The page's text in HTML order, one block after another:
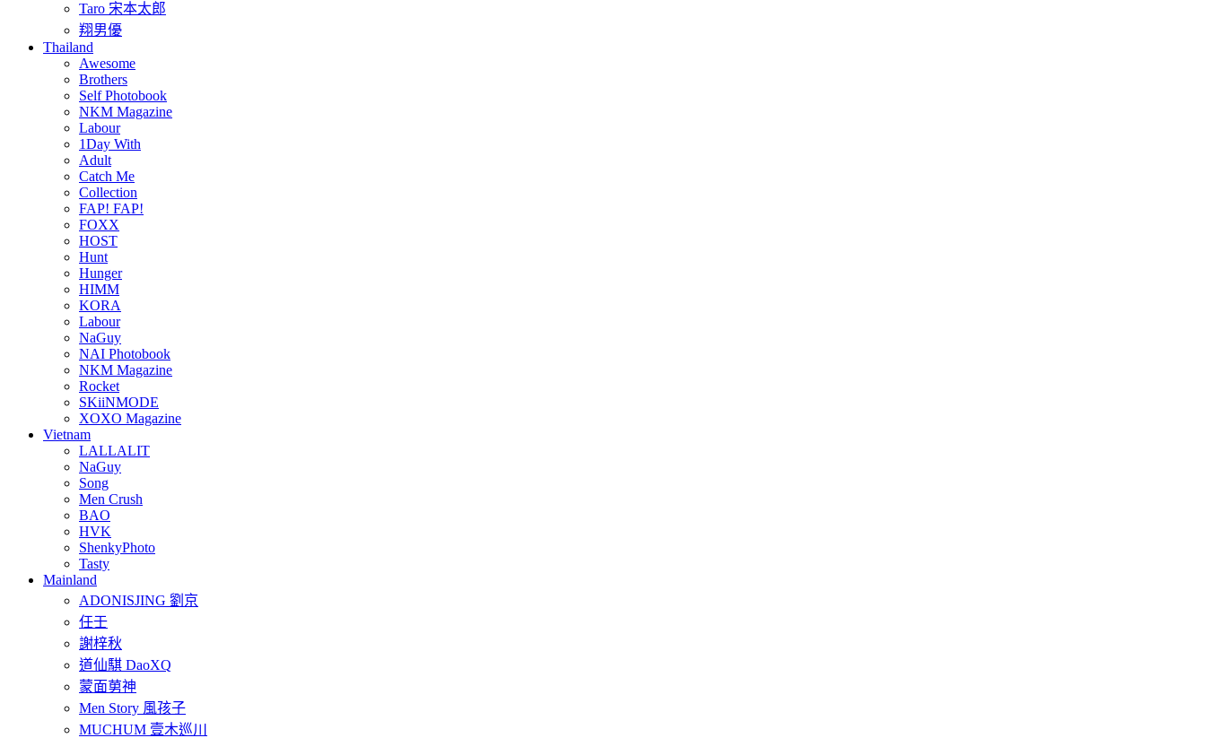
Taro 宋本太郎
翔男優
Thailand
Awesome
Brothers
Self Photobook
NKM Magazine
Labour
1Day With
Adult
Catch Me
Collection
FAP! FAP!
FOXX
HOST
Hunt
Hunger
HIMM
KORA
Labour
NaGuy
NAI Photobook
NKM Magazine
Rocket
SKiiNMODE
XOXO Magazine
Vietnam
LALLALIT
NaGuy
Song
Men Crush
BAO
HVK
ShenkyPhoto
Tasty
Mainland
ADONISJING 劉京
任壬
謝梓秋
道仙騏 DaoXQ
蒙面莮神
Men Story 風孩子
MUCHUM 壹木巡川